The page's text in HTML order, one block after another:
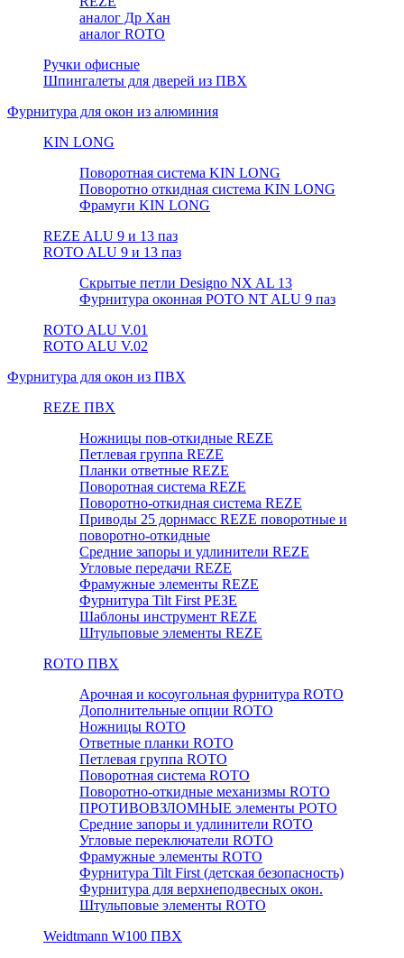
аналог Др Хан
аналог ROTO
Ручки офисные
Шпингалеты для дверей из ПВХ
Фурнитура для окон из алюминия
KIN LONG
Поворотная система KIN LONG
Поворотно откидная система KIN LONG
Фрамуги KIN LONG
REZE ALU 9 и 13 паз
ROTO ALU 9 и 13 паз
Скрытые петли Designo NX AL 13
Фурнитура оконная РОТО NT ALU 9 паз
ROTO ALU V.01
ROTO ALU V.02
Фурнитура для окон из ПВХ
REZE ПВХ
Ножницы пов-откидные REZE
Петлевая группа REZE
Планки ответные REZE
Поворотная система REZE
Поворотно-откидная система REZE
Приводы 25 дорнмасс REZE поворотные и
поворотно-откидные
Средние запоры и удлинители REZE
Угловые передачи REZE
Фрамужные элементы REZE
Фурнитура Tilt First РЕЗЕ
Шаблоны инструмент REZE
Штульповые элементы REZE
RОTO ПВХ
Арочная и косоугольная фурнитура ROTO
Дополнительные опции ROTO
Ножницы ROTO
Ответные планки ROTO
Петлевая группа ROTO
Поворотная система ROTO
Поворотно-откидные механизмы ROTO
ПРОТИВОВЗЛОМНЫЕ элементы РОТО
Средние запоры и удлинители ROTO
Угловые переключатели ROTO
Фрамужные элементы ROTO
Фурнитура Tilt First (детская безопасность)
Фурнитура для верхнеподвесных окон.
Штульповые элементы ROTO
Weidtmann W100 ПВХ